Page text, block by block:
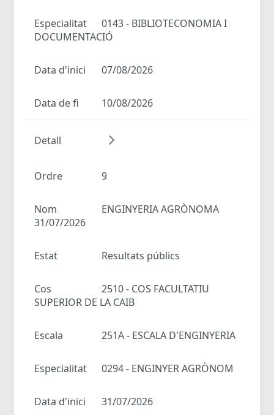
Especialitat
0143 - BIBLIOTECONOMIA I
DOCUMENTACIÓ
Data d'inici 07/08/2026
Data de fi 10/08/2026
Detall
Ordre 9
Nom
ENGINYERIA AGRÒNOMA
31/07/2026
Estat Resultats públics
Cos
2510 - COS FACULTATIU
SUPERIOR DE LA CAIB
Escala 251A - ESCALA D'ENGINYERIA
Especialitat 0294 - ENGINYER AGRÒNOM
Data d'inici 31/07/2026